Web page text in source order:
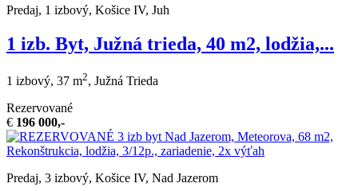
Predaj, 1 izbový, Košice IV, Juh
1 izb. Byt, Južná trieda, 40 m2, lodžia,...
1 izbový, 37 m2, Južná Trieda
Rezervované
€ 196 000,-
Predaj, 3 izbový, Košice IV, Nad Jazerom